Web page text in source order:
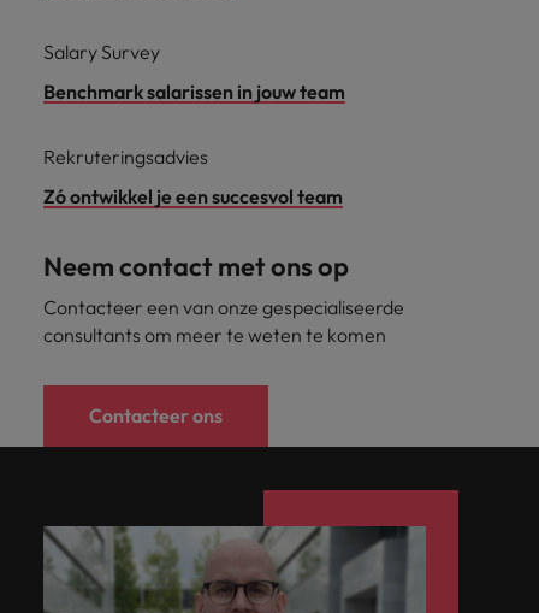
Salary Survey
Benchmark salarissen in jouw team
Rekruteringsadvies
Zó ontwikkel je een succesvol team
Neem contact met ons op
Contacteer een van onze gespecialiseerde
consultants om meer te weten te komen
Contacteer ons